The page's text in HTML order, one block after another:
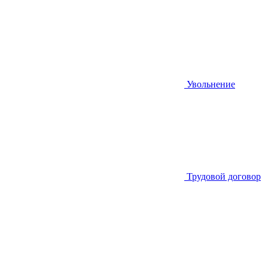
Увольнение
Трудовой договор